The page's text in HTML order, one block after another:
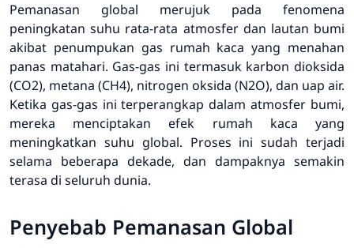
Pemanasan global merujuk pada fenomena
peningkatan suhu rata-rata atmosfer dan lautan bumi
akibat penumpukan gas rumah kaca yang menahan
panas matahari. Gas-gas ini termasuk karbon dioksida
(CO2), metana (CH4), nitrogen oksida (N2O), dan uap air.
Ketika gas-gas ini terperangkap dalam atmosfer bumi,
mereka menciptakan efek rumah kaca yang
meningkatkan suhu global. Proses ini sudah terjadi
selama beberapa dekade, dan dampaknya semakin
terasa di seluruh dunia.
Penyebab Pemanasan Global